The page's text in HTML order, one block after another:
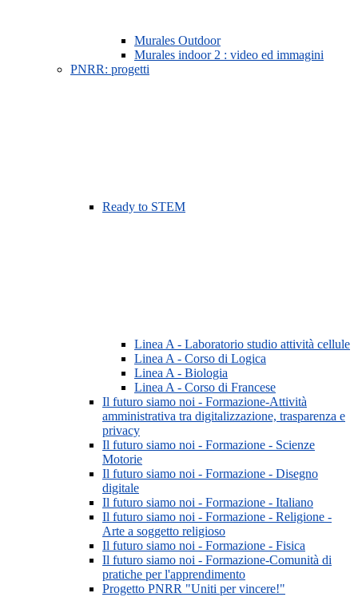
Murales Outdoor
Murales indoor 2 : video ed immagini
PNRR: progetti
Ready to STEM
Linea A - Laboratorio studio attività cellule
Linea A - Corso di Logica
Linea A - Biologia
Linea A - Corso di Francese
Il futuro siamo noi - Formazione-Attività
amministrativa tra digitalizzazione, trasparenza e
privacy
Il futuro siamo noi - Formazione - Scienze
Motorie
Il futuro siamo noi - Formazione - Disegno
digitale
Il futuro siamo noi - Formazione - Italiano
Il futuro siamo noi - Formazione - Religione -
Arte a soggetto religioso
Il futuro siamo noi - Formazione - Fisica
Il futuro siamo noi - Formazione-Comunità di
pratiche per l'apprendimento
Progetto PNRR "Uniti per vincere!"